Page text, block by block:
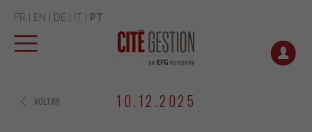
FR EN DE IT PT
10.12.2025
VOLTAR